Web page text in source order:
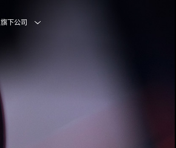
旗下公司